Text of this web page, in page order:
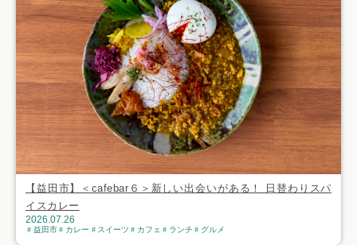
【益田市】＜cafebar６＞新しい出会いがある！ 日替わりスパ
イスカレー
2026.07.26
益田市 カレー スイーツ カフェ ランチ グルメ